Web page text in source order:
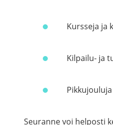
Kursseja ja
Kilpailu- ja
Seuranne voi helposti